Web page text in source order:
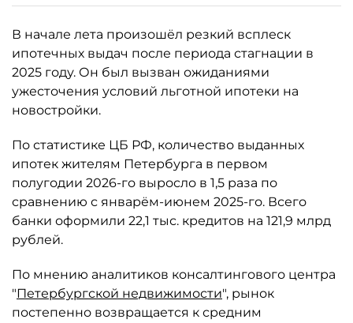
В начале лета произошёл резкий всплеск
ипотечных выдач после периода стагнации в
2025 году. Он был вызван ожиданиями
ужесточения условий льготной ипотеки на
новостройки.
По статистике ЦБ РФ, количество выданных
ипотек жителям Петербурга в первом
полугодии 2026-го выросло в 1,5 раза по
сравнению с январём-июнем 2025-го. Всего
банки оформили 22,1 тыс. кредитов на 121,9 млрд
рублей.
По мнению аналитиков консалтингового центра
"Петербургской недвижимости", рынок
постепенно возвращается к средним